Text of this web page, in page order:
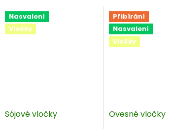
Nasvalení
Vločky
Sójové vločky
Přibírání
Nasvalení
Vločky
Ovesné vločky